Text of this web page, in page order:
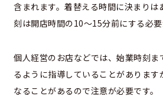
含まれます。着替える時間に決まりは
刻は開店時間の10～15分前にする必要
個人経営のお店などでは、始業時刻ま
るように指導していることがあります
なることがあるので注意が必要です。